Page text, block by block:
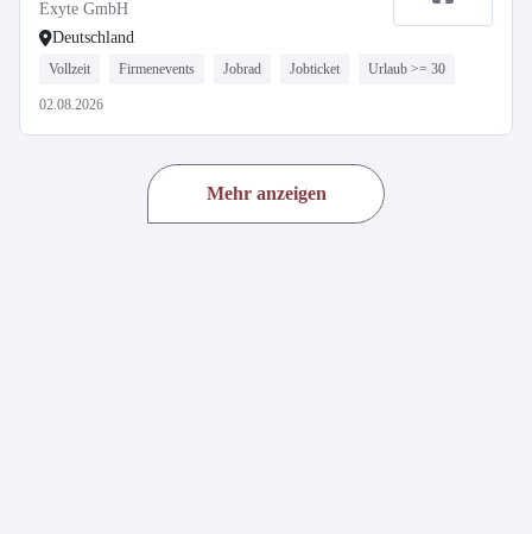
Exyte GmbH
Deutschland
Vollzeit Firmenevents Jobrad Jobticket Urlaub >= 30
02.08.2026
Mehr anzeigen